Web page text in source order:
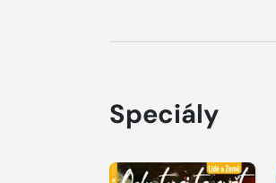
Speciály